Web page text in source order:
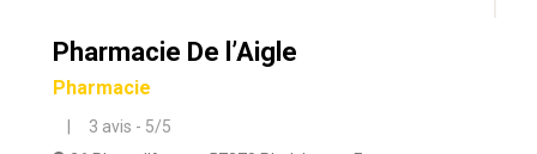
Pharmacie De l’Aigle
Pharmacie
| 3 avis - 5/5